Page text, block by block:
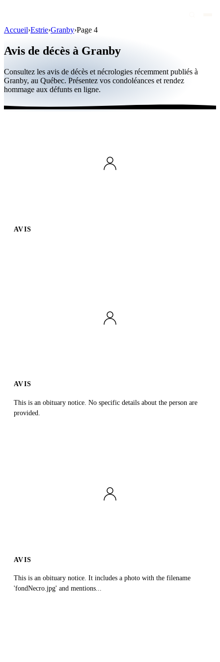
Personnalités publiques
Québec
Canada
International
Accueil›Estrie›Granby›Page 4
Avis de décès à Granby
Consultez les avis de décès et nécrologies récemment publiés à
Granby, au Québec. Présentez vos condoléances et rendez
hommage aux défunts en ligne.
AVIS
AVIS
This is an obituary notice. No specific details about the person are
provided.
AVIS
This is an obituary notice. It includes a photo with the filename
'fondNecro.jpg' and mentions...